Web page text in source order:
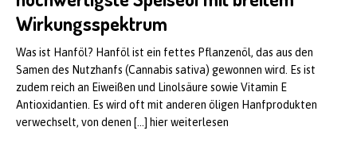
Wirkungsspektrum
Was ist Hanföl? Hanföl ist ein fettes Pflanzenöl, das aus den
Samen des Nutzhanfs (Cannabis sativa) gewonnen wird. Es ist
zudem reich an Eiweißen und Linolsäure sowie Vitamin E
Antioxidantien. Es wird oft mit anderen öligen Hanfprodukten
verwechselt, von denen […] hier weiterlesen